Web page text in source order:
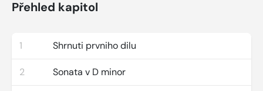
Přehled kapitol
1 Shrnuti prvniho dilu
2 Sonata v D minor